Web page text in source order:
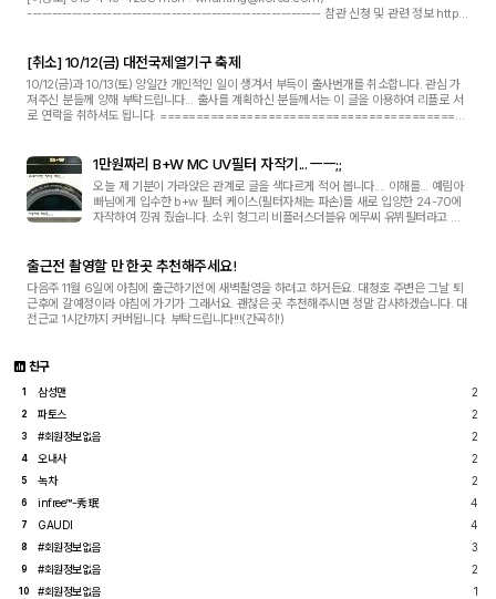
----------------------------------------------------------- 참관 신청 및 관련 정보 http://
[취소] 10/12(금) 대전국제열기구 축제
10/12(금)과 10/13(토) 양일간 개인적인 일이 생겨서 부득이 출사번개를 취소합니다. 관심 가
져주신 분들께 양해 부탁드립니다... 출사를 계획하신 분들께서는 이 글을 이용하여 리플로 서
로 연락을 취하셔도 됩니다. ===========================================
1만원짜리 B+W MC UV필터 자작기... ㅡㅡ;;
오늘 제 기분이 가라앉은 관계로 글을 색다르게 적어 봅니다.... 이해를... 예림아
빠님에게 입수한 b+w 필터 케이스(필터자체는 파손)를 새로 입양한 24-70에
자작하여 낑궈 줬숩니다. 소위 헝그리 비플러스더블유 에무씨 유뷔필터라고 한
출근전 촬영할 만 한곳 추천해주세요!
다음주 11월 6일에 아침에 출근하기전에 새벽촬영을 하려고 하거든요. 대청호 주변은 그날 퇴
근후에 갈예정이라 아침에 가기가 그래서요. 괜찮은 곳 추천해주시면 정말 감사하겠습니다. 대
전근교 1시간까지 커버됩니다. 부탁드립니다!!!(간곡히!)
친구
1 삼성맨 2
2 파토스 2
3 #회원정보없음 2
4 오내사 2
5 녹차 2
6 infree™-秀珉 4
7 GAUDI 4
8 #회원정보없음 3
9 #회원정보없음 2
10 #회원정보없음 1